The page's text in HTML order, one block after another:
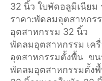
32 นิ้ว ใบพัดอลูมิเนียม
ราคา:พัดลมอุตสาหกร
อุตสาหกรรม 32 นิ้ว
พัดลมอุตสาหกรรม เค
อุตสาหกรรมตั้งพื้น ขน
พัดลมอุตสาหกรรมตั้ง